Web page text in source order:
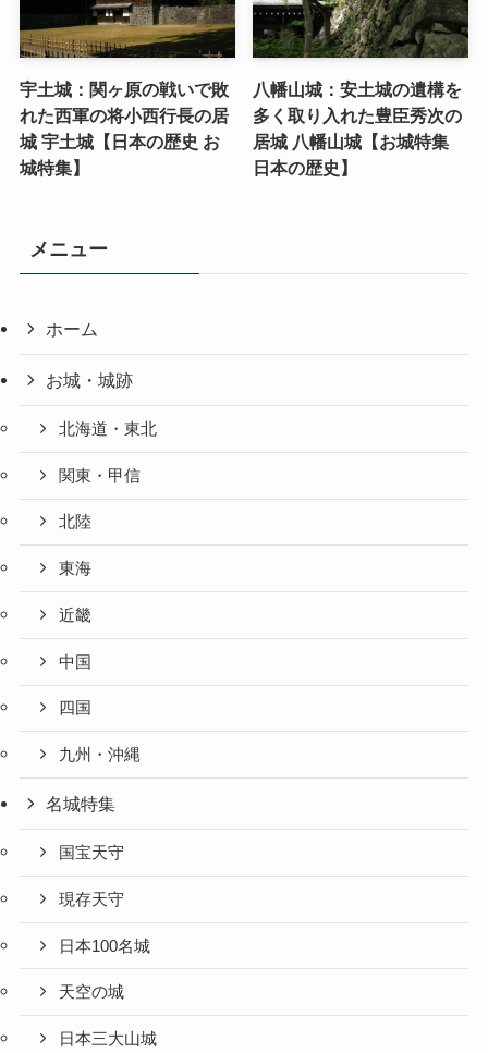
宇土城：関ヶ原の戦いで敗
れた西軍の将小西行長の居
城 宇土城【日本の歴史 お
城特集】
八幡山城：安土城の遺構を
多く取り入れた豊臣秀次の
居城 八幡山城【お城特集
日本の歴史】
メニュー
ホーム
お城・城跡
北海道・東北
関東・甲信
北陸
東海
近畿
中国
四国
九州・沖縄
名城特集
国宝天守
現存天守
日本100名城
天空の城
日本三大山城